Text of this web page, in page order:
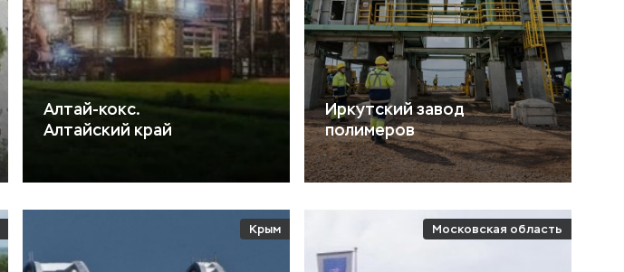
Алтай-кокс.
Алтайский край
Иркутский завод
полимеров
Крым Московская область